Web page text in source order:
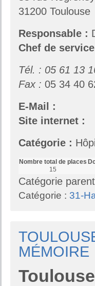
31200 Toulouse
Responsable :
Chef de
Tél. : 05 61 13
Fax : 05 34 40
E-Mail :
Site internet :
Catégorie :
Nombre total de places
15
Catégorie
Catégorie : 31-
MÉMOIRE
Toulouse